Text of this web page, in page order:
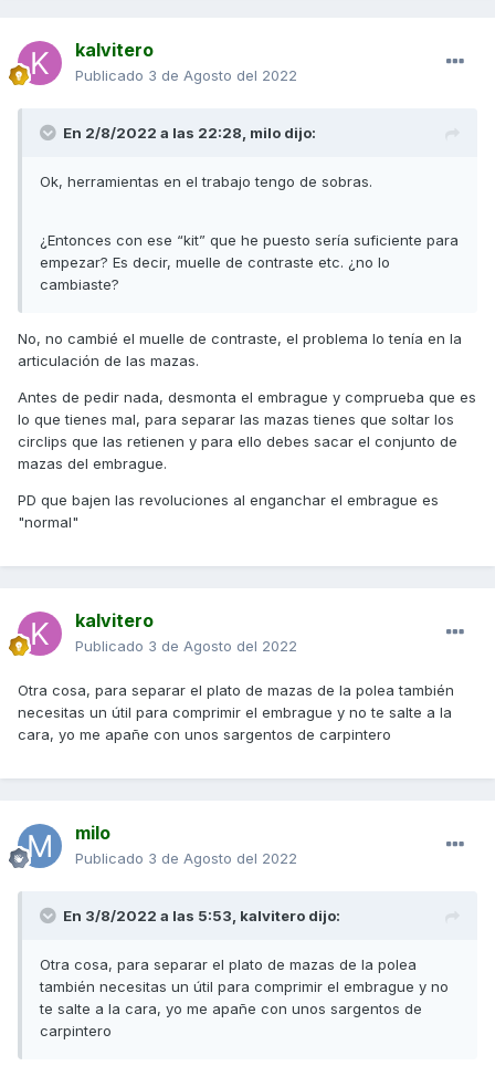
kalvitero
Publicado 3 de Agosto del 2022
En 2/8/2022 a las 22:28, milo dijo:
Ok, herramientas en el trabajo tengo de sobras.
¿Entonces con ese “kit” que he puesto sería suficiente para
empezar? Es decir, muelle de contraste etc. ¿no lo
cambiaste?
No, no cambié el muelle de contraste, el problema lo tenía en la
articulación de las mazas.
Antes de pedir nada, desmonta el embrague y comprueba que es
lo que tienes mal, para separar las mazas tienes que soltar los
circlips que las retienen y para ello debes sacar el conjunto de
mazas del embrague.
PD que bajen las revoluciones al enganchar el embrague es
"normal"
kalvitero
Publicado 3 de Agosto del 2022
Otra cosa, para separar el plato de mazas de la polea también
necesitas un útil para comprimir el embrague y no te salte a la
cara, yo me apañe con unos sargentos de carpintero
milo
Publicado 3 de Agosto del 2022
En 3/8/2022 a las 5:53, kalvitero dijo:
Otra cosa, para separar el plato de mazas de la polea
también necesitas un útil para comprimir el embrague y no
te salte a la cara, yo me apañe con unos sargentos de
carpintero